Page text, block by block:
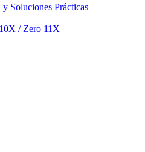
Soluciones Prácticas
/ Zero 11X